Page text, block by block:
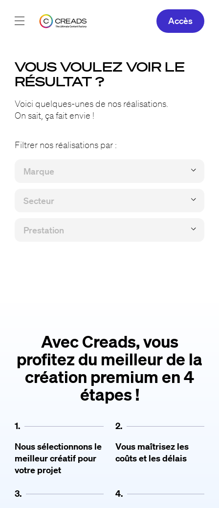
Offres
À propos
Accès
VOUS VOULEZ VOIR LE
RÉSULTAT ?
Voici quelques-unes de nos réalisations.
On sait, ça fait envie !
Filtrer nos réalisations par :
Avec Creads, vous
profitez du meilleur de la
création premium en 4
étapes !
1.
Nous sélectionnons le
meilleur créatif pour
votre projet
2.
Vous maîtrisez les
coûts et les délais
3.
4.